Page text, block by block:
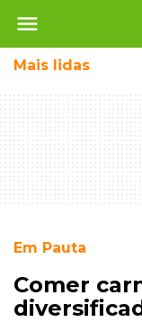
menu
Mais lidas
Em Pauta
Comer